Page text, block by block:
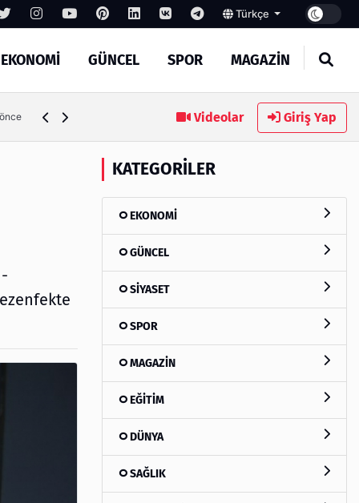
Türkçe
EKONOMİ GÜNCEL SPOR MAGAZİN
5 gün önceVideolar Giriş Yap
KATEGORILER
EKONOMİ
GÜNCEL
SİYASET
SPOR
MAGAZİN
EĞİTİM
DÜNYA
SAĞLIK